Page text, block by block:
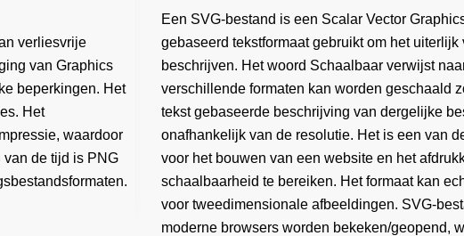
verliesvrije
van Graphics
beperkingen. Het
Het
waardoor
van de tijd is PNG
Een SVG-bestand is een Scalar Vector
gebaseerd tekstformaat gebruikt om het
beschrijven. Het woord Schaalbaar verwijst
verschillende formaten kan worden geschaald
tekst gebaseerde beschrijving van dergelijke
onafhankelijk van de resolutie. Het is een van
voor het bouwen van een website en het
schaalbaarheid te bereiken. Het formaat kan
voor tweedimensionale afbeeldingen. SVG-
moderne browsers worden bekeken/geopend,